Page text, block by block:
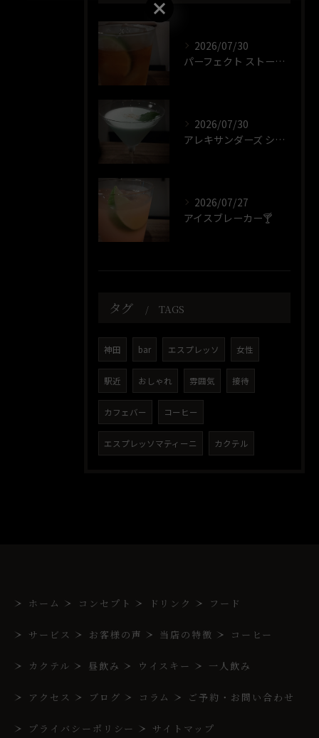
2026/07/30
パーフェクト ストーム🍸️
2026/07/30
アレキサンダーズ シスター🍸️
2026/07/27
アイスブレーカー🍸️
タグ TAGS
神田 bar エスプレッソ 女性
駅近 おしゃれ 雰囲気 接待
カフェバー コーヒー
エスプレッソマティーニ カクテル
ホーム コンセプト ドリンク フード
サービス お客様の声 当店の特徴 コーヒー
カクテル 昼飲み ウイスキー 一人飲み
アクセス ブログ コラム ご予約・お問い合わせ
プライバシーポリシー サイトマップ
ご予約・お問い合わせ